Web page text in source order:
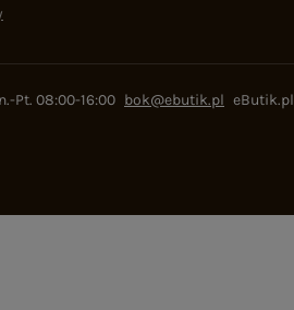
Pt. 08:00-16:00 bok@ebutik.pl eButik.pl